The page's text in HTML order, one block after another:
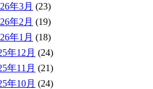
年3月 (23)
年2月 (19)
年1月 (18)
年12月 (24)
年11月 (21)
年10月 (24)